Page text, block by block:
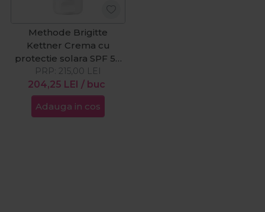
Methode Brigitte
Kettner Crema cu
protectie solara SPF 50
AP Ecto Sun 50ml
204,25 LEI / buc
PRP: 215,00 LEI
Adauga in cos